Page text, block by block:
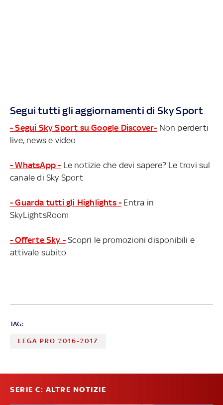
Segui tutti gli aggiornamenti di Sky Sport
- Segui Sky Sport su Google Discover- Non perderti
live, news e video
- WhatsApp - Le notizie che devi sapere? Le trovi sul
canale di Sky Sport
- Guarda tutti gli Highlights - Entra in
SkyLightsRoom
- Offerte Sky - Scopri le promozioni disponibili e
attivale subito
TAG:
LEGA PRO 2016-2017
SERIE C: ALTRE NOTIZIE